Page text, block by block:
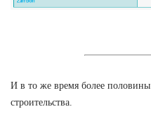
И в то же время более
строительства.